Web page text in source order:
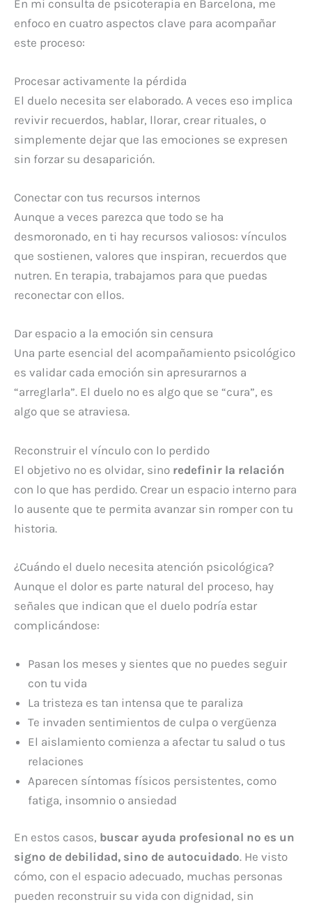
En mi consulta de psicoterapia en Barcelona, me
enfoco en cuatro aspectos clave para acompañar
este proceso:
Procesar activamente la pérdida
El duelo necesita ser elaborado. A veces eso implica
revivir recuerdos, hablar, llorar, crear rituales, o
simplemente dejar que las emociones se expresen
sin forzar su desaparición.
Conectar con tus recursos internos
Aunque a veces parezca que todo se ha
desmoronado, en ti hay recursos valiosos: vínculos
que sostienen, valores que inspiran, recuerdos que
nutren. En terapia, trabajamos para que puedas
reconectar con ellos.
Dar espacio a la emoción sin censura
Una parte esencial del acompañamiento psicológico
es validar cada emoción sin apresurarnos a
“arreglarla”. El duelo no es algo que se “cura”, es
algo que se atraviesa.
Reconstruir el vínculo con lo perdido
El objetivo no es olvidar, sino redefinir la relación
con lo que has perdido. Crear un espacio interno para
lo ausente que te permita avanzar sin romper con tu
historia.
¿Cuándo el duelo necesita atención psicológica?
Aunque el dolor es parte natural del proceso, hay
señales que indican que el duelo podría estar
complicándose:
Pasan los meses y sientes que no puedes seguir
con tu vida
La tristeza es tan intensa que te paraliza
Te invaden sentimientos de culpa o vergüenza
El aislamiento comienza a afectar tu salud o tus
relaciones
Aparecen síntomas físicos persistentes, como
fatiga, insomnio o ansiedad
En estos casos, buscar ayuda profesional no es un
signo de debilidad, sino de autocuidado. He visto
cómo, con el espacio adecuado, muchas personas
pueden reconstruir su vida con dignidad, sin